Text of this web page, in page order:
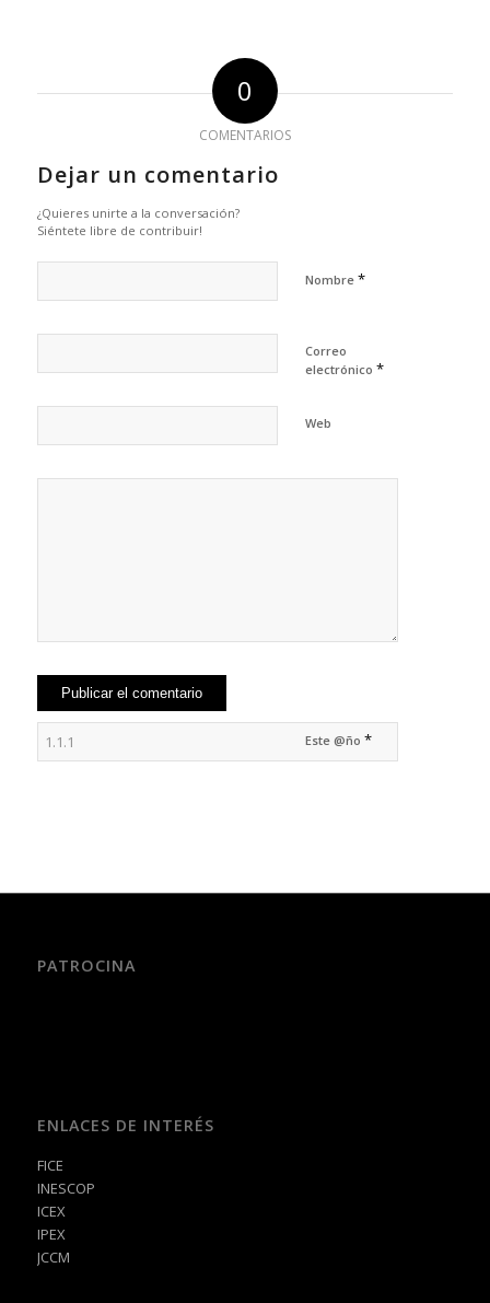
0
COMENTARIOS
Dejar un comentario
¿Quieres unirte a la conversación?
Siéntete libre de contribuir!
Nombre *
Correo
electrónico *
Web
Este @ño *
PATROCINA
ENLACES DE INTERÉS
FICE
INESCOP
ICEX
IPEX
JCCM